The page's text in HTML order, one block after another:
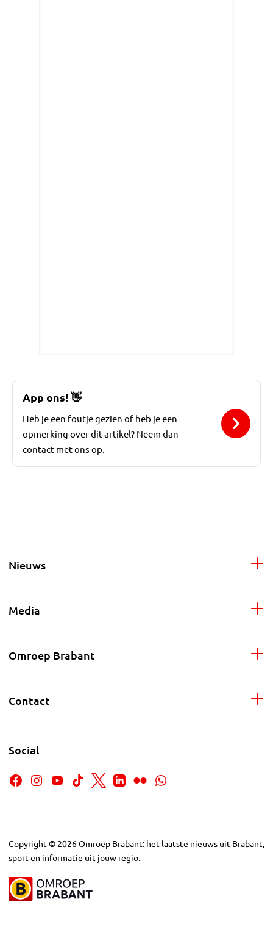
App ons!👋
Heb je een foutje gezien of heb je een
opmerking over dit artikel? Neem dan
contact met ons op.
Nieuws
Media
Omroep Brabant
Contact
Social
Copyright © 2026Omroep Brabant: het laatste nieuws uit Brabant,
sport en informatie uit jouw regio.